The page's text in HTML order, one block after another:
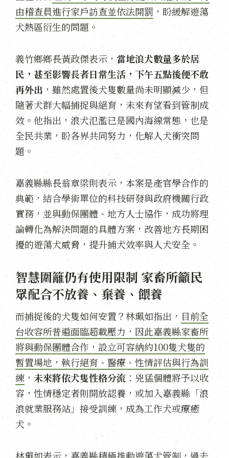
由稽查員進行家戶訪查並依法開罰 ，盼緩解遊蕩
犬熱區衍生的問題。
義竹鄉鄉長黃政傑表示， 當地浪犬數量多於居
民，甚至影響長者日常生活，下午五點後便不敢
再外出 ，雖然處置後犬隻數量尚未明顯減少，但
隨著犬群大幅捕捉與絕育，未來有望看到管制成
效。他指出，浪犬氾濫已是國內海線常態，也是
全民共業，盼各界共同努力，化解人犬衝突問
題。
嘉義縣縣長翁章梁則表示，本案是產官學合作的
典範，結合學術單位的科技研發與政府機關行政
實務，並與動保團體、地方人士協作，成功將理
論轉化為解決問題的具體方案，改善地方長期困
擾的遊蕩犬威脅，提升捕犬效率與人犬安全。
智慧圍籬仍有使用限制 家畜所籲民
眾配合不放養、棄養、餵養
而捕捉後的犬隻如何安置？林珮如指出， 目前全
台收容所普遍面臨超載壓力，因此嘉義縣家畜所
將與動保團體合作，設立可容納約100隻犬隻的
暫置場地，執行絕育、醫療、性情評估與行為訓
練 ， 未來將依犬隻性格分流 ：兇猛個體將予以收
容，性情穩定者則開放認養，或加入嘉義縣「浪
浪就業服務站」接受訓練，成為工作犬或療癒
犬。